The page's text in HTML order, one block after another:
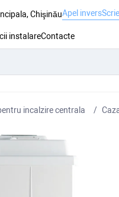
ChişinăuApel invers
instalareContacte
incalzire centrala